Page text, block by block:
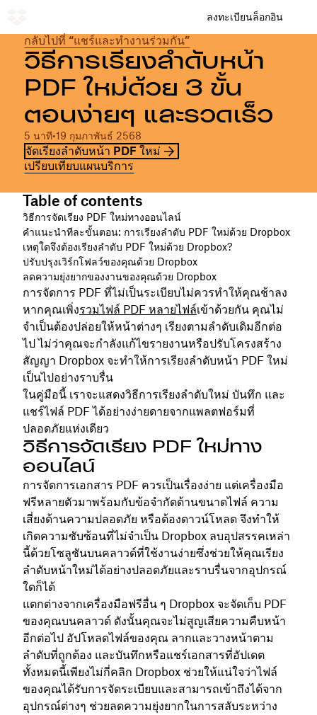
ลงทะเบียนล็อกอิน
กลับไปที่ “แชร์และทำงานร่วมกัน”
วิธีการเรียงลำดับหน้า
PDF ใหม่ด้วย 3 ขั้น
ตอนง่ายๆ และรวดเร็ว
5 นาที•19 กุมภาพันธ์ 2568
จัดเรียงลำดับหน้า PDF ใหม่
เปรียบเทียบแผนบริการ
Table of contents
วิธีการจัดเรียง PDF ใหม่ทางออนไลน์
คำแนะนำทีละขั้นตอน: การเรียงลำดับ PDF ใหม่ด้วย Dropbox
เหตุใดจึงต้องเรียงลำดับ PDF ใหม่ด้วย Dropbox?
ปรับปรุงเวิร์กโฟลว์ของคุณด้วย Dropbox
ลดความยุ่งยากของงานของคุณด้วย Dropbox
การจัดการ PDF ที่ไม่เป็นระเบียบไม่ควรทำให้คุณช้าลง
หากคุณเพิ่งรวมไฟล์ PDF หลายไฟล์เข้าด้วยกัน คุณไม่
จำเป็นต้องปล่อยให้หน้าต่างๆ เรียงตามลำดับเดิมอีกต่อ
ไป ไม่ว่าคุณจะกำลังแก้ไขรายงานหรือปรับโครงสร้าง
สัญญา Dropbox จะทำให้การเรียงลำดับหน้า PDF ใหม่
เป็นไปอย่างราบรื่น
ในคู่มือนี้ เราจะแสดงวิธีการเรียงลำดับใหม่ บันทึก และ
แชร์ไฟล์ PDF ได้อย่างง่ายดายจากแพลตฟอร์มที่
ปลอดภัยแห่งเดียว
วิธีการจัดเรียง PDF ใหม่ทาง
ออนไลน์
การจัดการเอกสาร PDF ควรเป็นเรื่องง่าย แต่เครื่องมือ
ฟรีหลายตัวมาพร้อมกับข้อจำกัดด้านขนาดไฟล์ ความ
เสี่ยงด้านความปลอดภัย หรือต้องดาวน์โหลด จึงทำให้
เกิดความซับซ้อนที่ไม่จำเป็น Dropbox ลบอุปสรรคเหล่า
นี้ด้วยโซลูชันบนคลาวด์ที่ใช้งานง่ายซึ่งช่วยให้คุณเรียง
ลำดับหน้าใหม่ได้อย่างปลอดภัยและราบรื่นจากอุปกรณ์
ใดก็ได้
แตกต่างจากเครื่องมือฟรีอื่น ๆ Dropbox จะจัดเก็บ PDF
ของคุณบนคลาวด์ ดังนั้นคุณจะไม่สูญเสียความคืบหน้า
อีกต่อไป อัปโหลดไฟล์ของคุณ ลากและวางหน้าตาม
ลำดับที่ถูกต้อง และบันทึกหรือแชร์เอกสารที่อัปเดต
ทั้งหมดนี้เพียงไม่กี่คลิก Dropbox ช่วยให้แน่ใจว่าไฟล์
ของคุณได้รับการจัดระเบียบและสามารถเข้าถึงได้จาก
อุปกรณ์ต่างๆ ช่วยลดความยุ่งยากในการสลับระหว่าง